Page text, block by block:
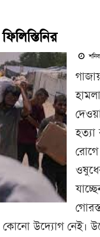
হত্যা
কোনো উদ্যোগ নেই।